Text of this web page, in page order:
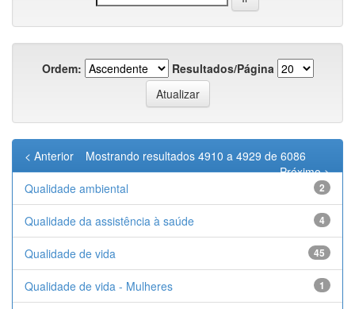
Ordem: Resultados/Página
Mostrando resultados 4910 a 4929 de 6086
< Anterior
Próximo >
Qualidade ambiental
2
Qualidade da assistência à saúde 4
Qualidade de vida 45
Qualidade de vida - Mulheres 1